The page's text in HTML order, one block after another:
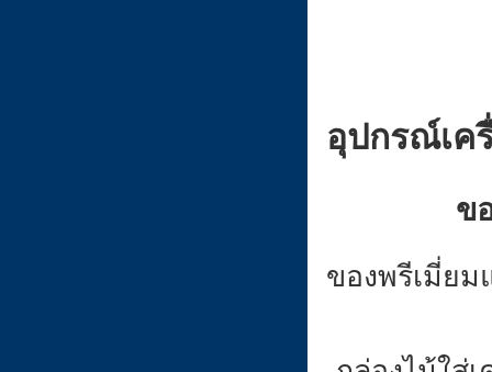
อุปกรณ์เค
ข
ของพรีเมี่ย